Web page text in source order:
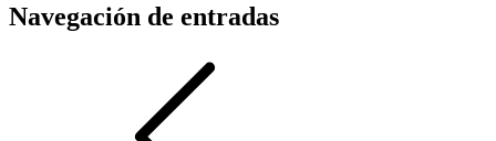
Navegación de entradas